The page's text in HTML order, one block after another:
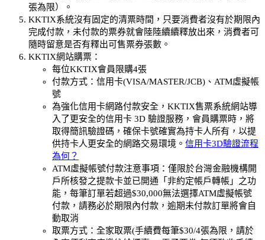
張為限）。
KKTIX系統沒有固定的清票時間，只要消費者沒有於期限內
完成付款，未付款的票券就會陸陸續續釋放出來，消費者可
隨時留意是否有釋出可售票券張數。
KKTIX網站購票：
每位KKTIX會員限購4張
付款方式：信用卡(VISA/MASTER/JCB)、ATM虛擬帳
號
為強化信用卡網路付款安全，KKTIX售票系統網站導
入了更安全的信用卡 3D 驗證服務，會員購票時，將
取得簡訊驗證碼，確保卡號確實為持卡人所有，以提
供持卡人更安全的網路交易環境。 信用卡3D驗證流程
為何？
ATM虛擬帳號付款注意事項：僅限於台灣金融機構開
戶所核發之提款卡並已開通「非約定帳戶轉帳」之功
能，每筆訂單若超過$30,000無法選擇ATM虛擬帳號
付款，請務必於期限內付款，逾期未付款訂單將會自
動取消
取票方式：全家取票(手續費每筆$30/4張為限，請於